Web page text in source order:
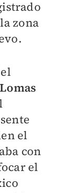
zona
el
con
el